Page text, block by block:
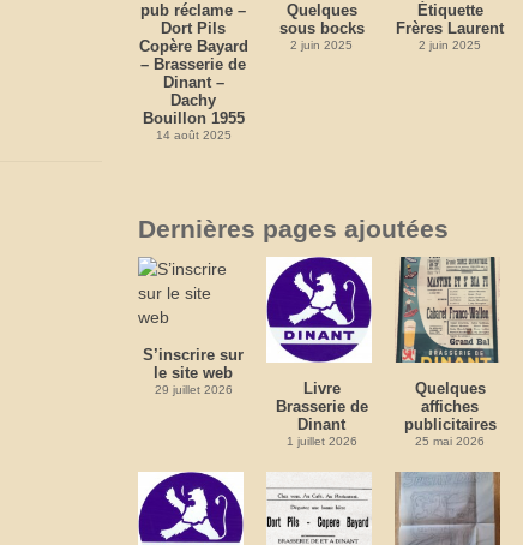
pub réclame –
Dort Pils
Copère Bayard
– Brasserie de
Dinant –
Dachy
Bouillon 1955
14 août 2025
Quelques
sous bocks
2 juin 2025
Étiquette
Frères Laurent
2 juin 2025
Dernières pages ajoutées
S’inscrire sur
le site web
29 juillet 2026
Livre
Brasserie de
Dinant
1 juillet 2026
Quelques
affiches
publicitaires
25 mai 2026